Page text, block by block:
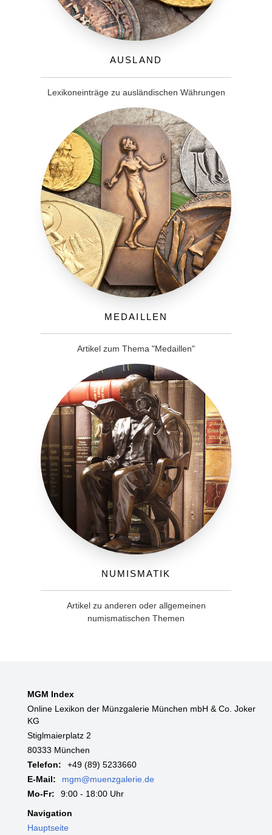
Ausland
Lexikoneinträge zu ausländischen Währungen
Medaillen
Artikel zum Thema "Medaillen"
Numismatik
Artikel zu anderen oder allgemeinen
numismatischen Themen
MGM Index
Online Lexikon der Münzgalerie München mbH & Co. Joker
KG
Stiglmaierplatz 2
80333 München
Telefon:
+49 (89) 5233660
E-Mail:
mgm@muenzgalerie.de
Mo-Fr:
9:00 - 18:00 Uhr
Navigation
Hauptseite